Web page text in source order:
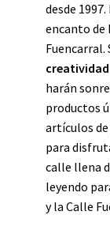
desde
encanto de
Fuencarral.
creatividad
harán
productos
artículos de
para
calle llena
leyendo
y la Calle